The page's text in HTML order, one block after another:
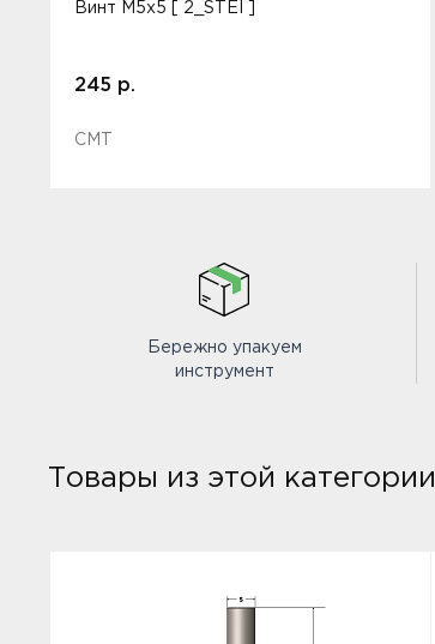
Винт M5x5 [ 2_STEI ]
245 р.
CMT
Бережно упакуем
инструмент
Товары из этой категории